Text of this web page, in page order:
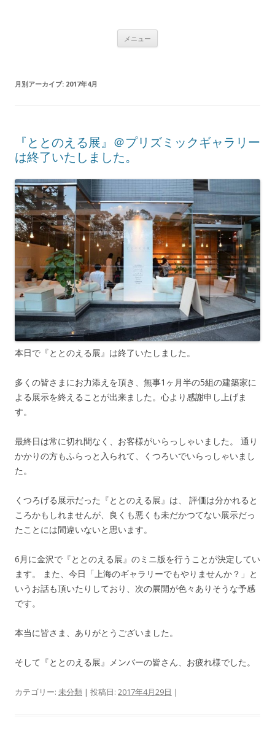
施設/店舗/寺社仏閣/教会/宿泊施設/ホテル
メニュー
月別アーカイブ: 2017年4月
『ととのえる展』＠プリズミックギャラリー
は終了いたしました。
本日で『ととのえる展』は終了いたしました。
多くの皆さまにお力添えを頂き、無事1ヶ月半の5組の建築家に
よる展示を終えることが出来ました。心より感謝申し上げま
す。
最終日は常に切れ間なく、お客様がいらっしゃいました。 通り
かかりの方もふらっと入られて、くつろいでいらっしゃいまし
た。
くつろげる展示だった『ととのえる展』は、 評価は分かれると
ころかもしれませんが、良くも悪くも未だかつてない展示だっ
たことには間違いないと思います。
6月に金沢で『ととのえる展』のミニ版を行うことが決定してい
ます。 また、今日「上海のギャラリーでもやりませんか？」と
いうお話も頂いたりしており、次の展開が色々ありそうな予感
です。
本当に皆さま、ありがとうございました。
そして『ととのえる展』メンバーの皆さん、お疲れ様でした。
カテゴリー: 未分類 | 投稿日: 2017年4月29日 |